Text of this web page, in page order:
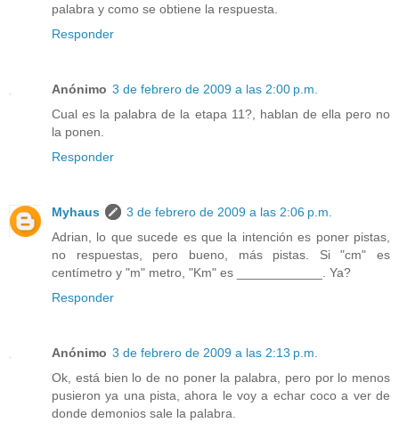
palabra y como se obtiene la respuesta.
Responder
Anónimo 3 de febrero de 2009 a las 2:00 p.m.
Cual es la palabra de la etapa 11?, hablan de ella pero no
la ponen.
Responder
Myhaus
3 de febrero de 2009 a las 2:06 p.m.
Adrian, lo que sucede es que la intención es poner pistas,
no respuestas, pero bueno, más pistas. Si "cm" es
centímetro y "m" metro, "Km" es ____________. Ya?
Responder
Anónimo 3 de febrero de 2009 a las 2:13 p.m.
Ok, está bien lo de no poner la palabra, pero por lo menos
pusieron ya una pista, ahora le voy a echar coco a ver de
donde demonios sale la palabra.